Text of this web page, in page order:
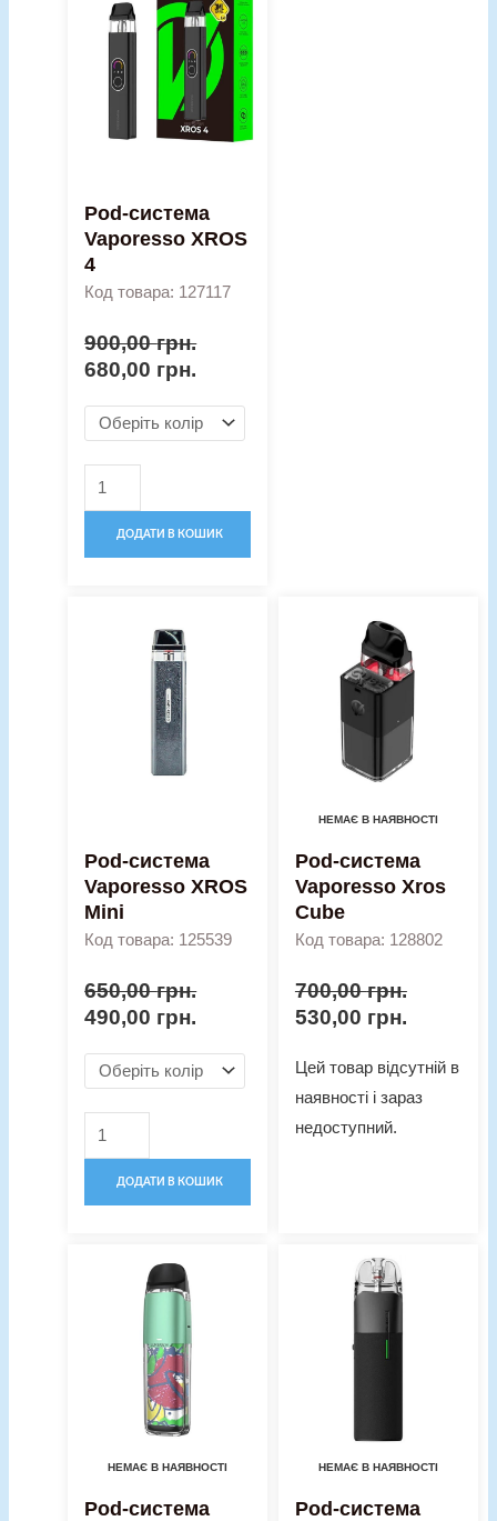
Pod-система
Vaporesso XROS
4
Код товара: 127117
900,00грн.
900,00 грн..
680,00 грн.
680,00 грн..
Vaporesso
ДОДАТИ В КОШИК
Pod-система
Vaporesso XROS
Mini
Код товара: 125539
650,00грн.
650,00 грн..
490,00 грн.
Vaporesso
ДОДАТИ В КОШИК
НЕМАЄ В НАЯВНОСТІ
Pod-система
Vaporesso Xros
Cube
Код товара: 128802
700,00грн.
700,00 грн..
530,00 грн.
ціна:
530,00
Цей товар відсутній в
наявності і зараз
недоступний.
НЕМАЄ В НАЯВНОСТІ
Pod-система
НЕМАЄ В НАЯВНОСТІ
Pod-система